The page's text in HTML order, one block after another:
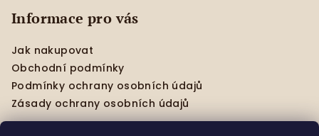
Informace pro vás
Jak nakupovat
Obchodní podmínky
Podmínky ochrany osobních údajů
Zásady ochrany osobních údajů